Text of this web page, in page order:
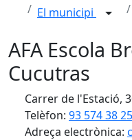
El municipi
AFA Escola
Cucutras
Carrer de l'Estació,
Telèfon: 93 574 38 25
Adreça electrònica: